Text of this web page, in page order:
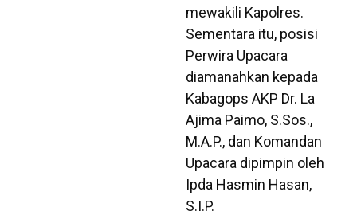
mewakili Kapolres.
Sementara itu, posisi
Perwira Upacara
diamanahkan kepada
Kabagops AKP Dr. La
Ajima Paimo, S.Sos.,
M.A.P., dan Komandan
Upacara dipimpin oleh
Ipda Hasmin Hasan,
S.I.P.